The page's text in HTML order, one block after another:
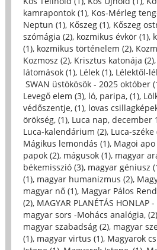
kamrapontok (1), Kos-Mérleg
Neptun (1), Kőszeg (1), Kőszeg
szómágia (2), kozmikus évkör (1),
(1), kozmikus történelem (2),
Kozmosz (2), Krisztus katonája (2),
látomások (1), Lélek (1), Lélektől-
SWAN üstökösök - 2025 október
Levegő elem (3), ló, paripa, (1),
védőszentje, (1), lovas
örökség, (1), Luca nap, december
Luca-kalendárium (2), Luca-széke
Mágikus lemondás (1), Magoi
papok (2), mágusok (1), magyar
békemisszió (3), magyar géniusz
(1), magyar humanizmus (2),
magyar nő (1), Magyar Pálos
(2), MAGYAR PLANÉTÁS HONLAP
magyar sors -Mohács analógia, (2)
magyar szabadság (2), magyar
(1), magyar virtus (1), Magyarok